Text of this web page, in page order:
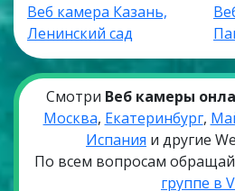
Веб камера Казань,
Ленинский сад
Смотри Веб камеры
Москва, Екатеринбург,
Испания и другие
По всем вопросам
группе в